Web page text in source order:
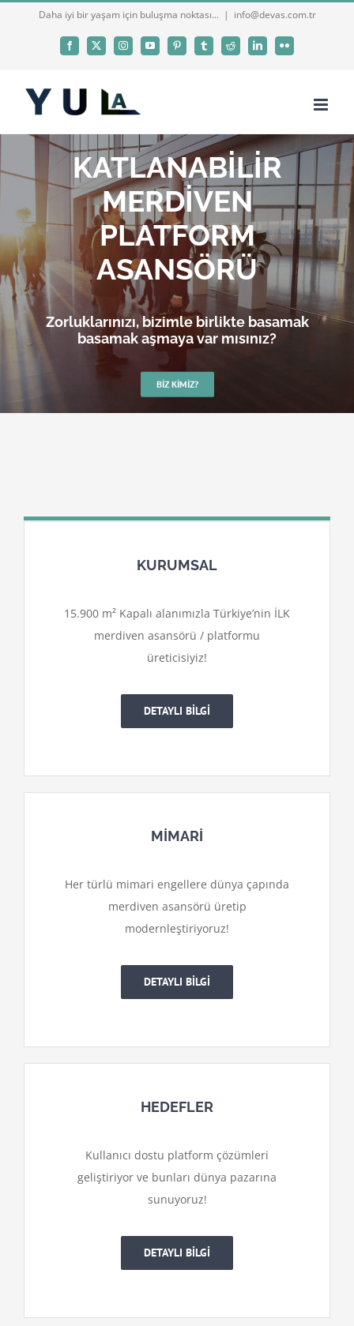
Daha iyi bir yaşam için buluşma noktası... | info@devas.com.tr
Facebook
X InstagramYouTubePinterestTumblrReddit LinkedInFlickr
KATLANABİLİR
MERDİVEN
PLATFORM
ASANSÖRÜ
Zorluklarınızı, bizimle birlikte basamak
basamak aşmaya var mısınız?
BIZ KIMIZ?
KURUMSAL
15.900 m² Kapalı alanımızla Türkiye’nin İLK
merdiven asansörü / platformu
üreticisiyiz!
DETAYLI BİLGİ
MİMARİ
Her türlü mimari engellere dünya çapında
merdiven asansörü üretip
modernleştiriyoruz!
DETAYLI BİLGİ
HEDEFLER
Kullanıcı dostu platform çözümleri
geliştiriyor ve bunları dünya pazarına
sunuyoruz!
DETAYLI BİLGİ